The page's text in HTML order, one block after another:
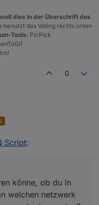
dies in der Überschrift des
benutzt das Voting rechts unten
Tools: PicPick
0
welchen netzwerk die
der lan sache ?
Script:
könne, ob du in
welchen netzwerk